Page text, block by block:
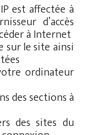
est affectée à
d’accès
à Internet
sur le site ainsi
ordinateur
des sections à
des sites du